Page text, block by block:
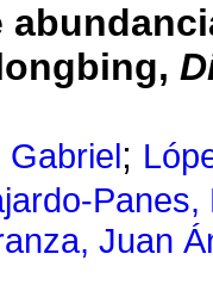
;
Panes,
Juan